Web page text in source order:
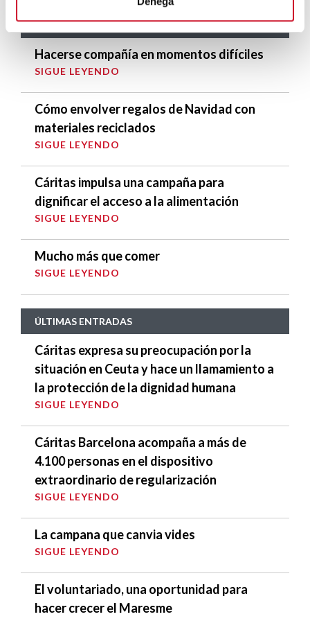
ENTRADAS RELACIONADAS
Hacerse compañía en momentos difíciles
SIGUE LEYENDO
Cómo envolver regalos de Navidad con
materiales reciclados
SIGUE LEYENDO
Cáritas impulsa una campaña para
dignificar el acceso a la alimentación
SIGUE LEYENDO
Mucho más que comer
SIGUE LEYENDO
ÚLTIMAS ENTRADAS
Cáritas expresa su preocupación por la
situación en Ceuta y hace un llamamiento a
la protección de la dignidad humana
SIGUE LEYENDO
Cáritas Barcelona acompaña a más de
4.100 personas en el dispositivo
extraordinario de regularización
SIGUE LEYENDO
La campana que canvia vides
SIGUE LEYENDO
El voluntariado, una oportunidad para
hacer crecer el Maresme